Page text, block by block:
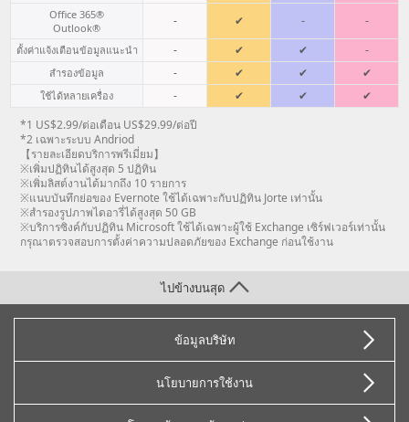
Office 365®
Outlook®
- ✔ - -
ตั้งค่าแจ้งเตือนข้อมูลแนะนำ - ✔ ✔ -
สำรองข้อมูล - ✔ ✔ ✔
ใช้ได้หลายเครื่อง - ✔ ✔
✔
*1 US$2.99/ต่อเดือน US$29.99/ต่อปี
*2 เฉพาะระบบ Andriod
【รายละเอียดบริการพรีเมี่ยม】
※เพิ่มปฏิทินได้สูงสุด 5 ปฏิทิน
※เพิ่มลิสต์งานได้มากถึง 10 รายการ
※แนบบันทึกย่อของ Evernote ใช้ได้เฉพาะกับปฏิทิน Jorte เท่านั้น
※สำรองรูปภาพไดอารี่ได้สูงสุด 50 GB
※บริการซิงค์กับปฏิทิน Microsoft ใช้ได้เฉพาะผู้ใช้ Exchange เซิร์ฟเวอร์เท่านั้น
กรุณาตรวจสอบการตั้งค่าความปลอดภัยของ Exchange ก่อนใช้งาน
ข้อมูลบริษัท
นโยบายการใช้งาน
ไปข้างบนสุด